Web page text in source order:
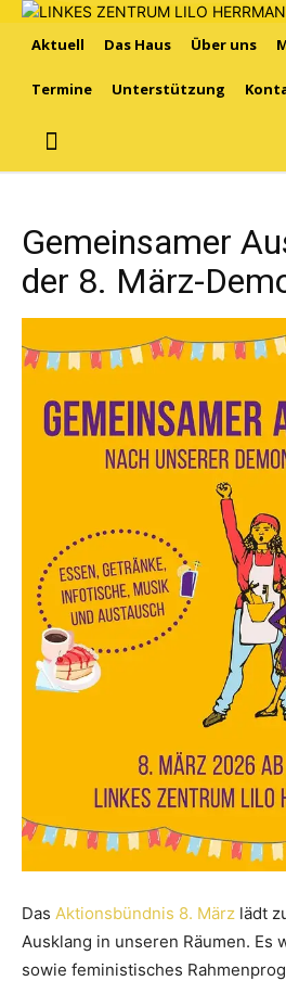
Aktuell Das Haus Über uns
Termine Unterstützung
Gemeinsamer
der 8. März-
Das Aktionsbündnis 8. März lädt
Ausklang in unseren Räumen. Es
sowie feministisches